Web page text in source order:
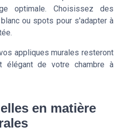
optimale. Choisissez des
ou spots pour s'adapter à
appliques murales resteront
élégant de votre chambre à
en matière